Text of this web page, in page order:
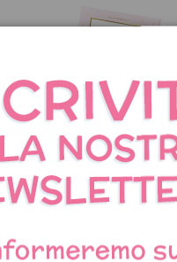
Calendario dell'Avvento Lo
59,95 €